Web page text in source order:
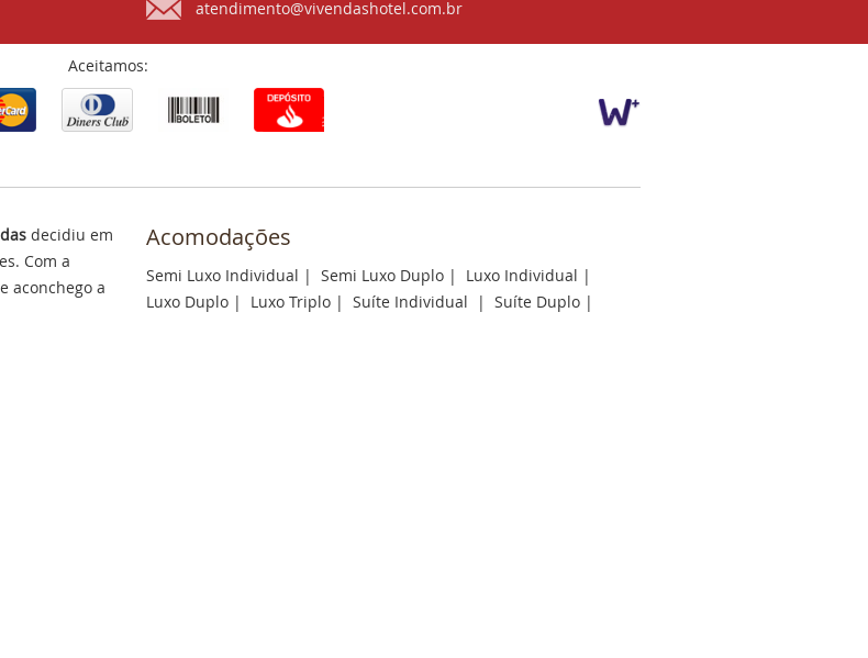
atendimento@vivendashotel.com.br
Aceitamos:
decidiu em
Com a
aconchego a
Acomodações
Semi Luxo Individual | Semi Luxo Duplo | Luxo Individual |
Luxo Duplo | Luxo Triplo | Suíte Individual | Suíte Duplo |